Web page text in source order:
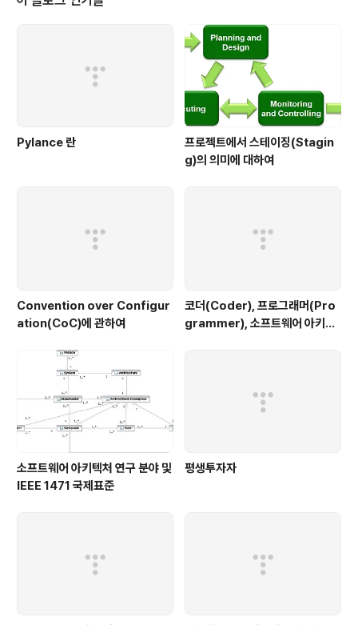
서 Python 개발을 한다면 pip 사용이 쉽지 않으므로 아나
콘다 사용을 강력히 권장합니다. 위의 사이트에서 아나콘
Pylance 란
프로젝트에서 스테이징(Stagin
g)의 의미에 대하여
Convention over Configur
ation(CoC)에 관하여
코더(Coder), 프로그래머(Pro
grammer), 소프트웨어 아키텍
소프트웨어 아키텍처 연구 분야 및
IEEE 1471 국제표준
평생투자자